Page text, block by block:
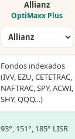
Allianz
OptiMaxx Plus
Fondos indexados
(IVV, EZU, CETETRAC,
NAFTRAC, SPY, ACWI,
SHY, QQQ…)
93°, 151°, 185° LISR